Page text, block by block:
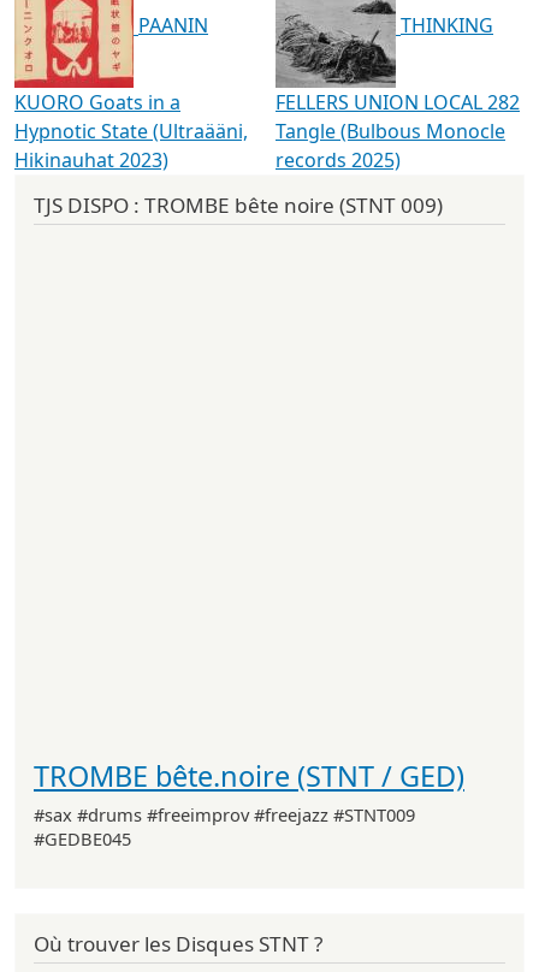
PAANIN
KUORO Goats in a
Hypnotic State (Ultraääni,
Hikinauhat 2023)
THINKING
FELLERS UNION LOCAL 282
Tangle (Bulbous Monocle
records 2025)
TJS DISPO : TROMBE bête noire (STNT 009)
TROMBE bête.noire (STNT / GED)
#sax #drums #freeimprov #freejazz #STNT009
#GEDBE045
Où trouver les Disques STNT ?